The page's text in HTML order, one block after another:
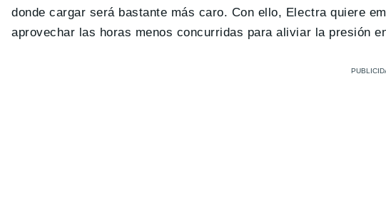
donde cargar será bastante más caro. Con ello, Electra quiere
aprovechar las horas menos concurridas para aliviar la presión